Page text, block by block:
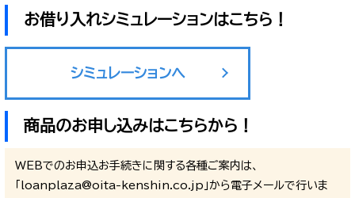
お借り入れシミュレーションはこちら！
シミュレーションへ
商品のお申し込みはこちらから！
WEBでのお申込お手続きに関する各種ご案内は、
「loanplaza@oita-kenshin.co.jp」から電子メールで行いま